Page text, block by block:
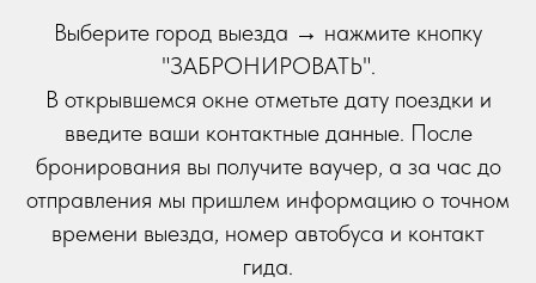
Выберите город выезда → нажмите кнопку
"ЗАБРОНИРОВАТЬ".
В открывшемся окне отметьте дату поездки и
введите ваши контактные данные. После
бронирования вы получите ваучер, а за час до
отправления мы пришлем информацию о точном
времени выезда, номер автобуса и контакт
гида.